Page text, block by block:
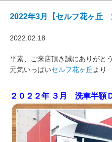
2022年3月【セルフ花ヶ丘
2022.02.18
平素、ご来店頂き誠にありがと
元気いっぱいセルフ花ヶ丘より
２０２２年 ３月 洗車半額